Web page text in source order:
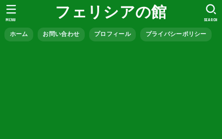
フェリシアの館
ホーム お問い合わせ プロフィール プライバシーポリシー
SEARCH
MENU